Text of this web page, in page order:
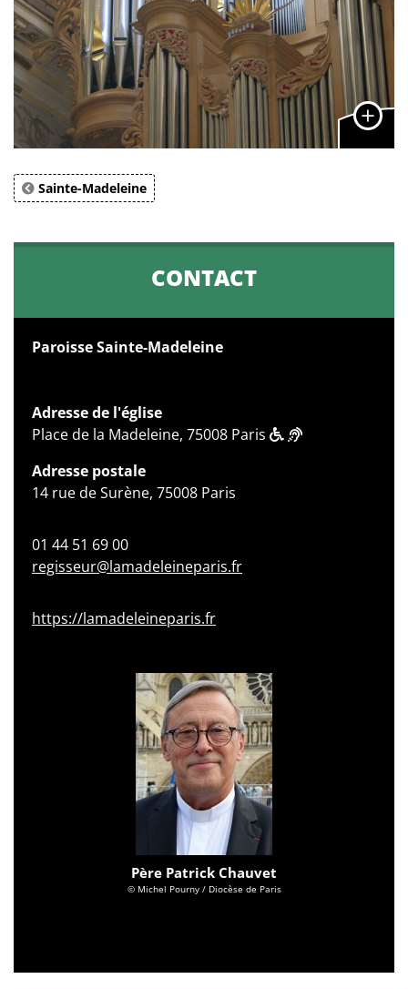
Sainte-Madeleine
CONTACT
Paroisse Sainte-Madeleine
Adresse de l'église
Place de la Madeleine, 75008 Paris
Adresse postale
14 rue de Surène, 75008 Paris
01 44 51 69 00
regisseur@lamadeleineparis.fr
https://lamadeleineparis.fr
Père Patrick Chauvet
© Michel Pourny / Diocèse de Paris